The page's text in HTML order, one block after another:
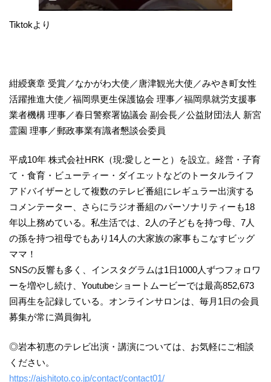
Tiktokより
紺綬褒章 受賞／なかがわ大使／唐津観光大使／みやき町女性
活躍推進大使／福岡県更生保護協会 理事／福岡県就労支援事
業者機構 理事／春日警察署協議会 副会長／公益財団法人 新宮
霊園 理事／郵政事業有識者懇談会委員
平成10年 株式会社HRK（現:愛しとーと）を設立。経営・子育
て・食育・ビューティー・ダイエットなどのトータルライフ
アドバイザーとして複数のテレビ番組にレギュラー出演する
コメンテーター、さらにラジオ番組のパーソナリティーも18
年以上務めている。私生活では、2人の子どもを持つ母、7人
の孫を持つ祖母でもあり14人の大家族の家事もこなすビッグ
ママ！
SNSの反響も多く、インスタグラムは1日1000人ずつフォロワ
ーを増やし続け、Youtubeショートムービーでは最高852,673
回再生を記録している。オンラインサロンは、毎月1日の会員
募集が常に満員御礼
◎岩本初恵のテレビ出演・講演については、お気軽にご相談
ください。
https://aishitoto.co.jp/contact/contact01/